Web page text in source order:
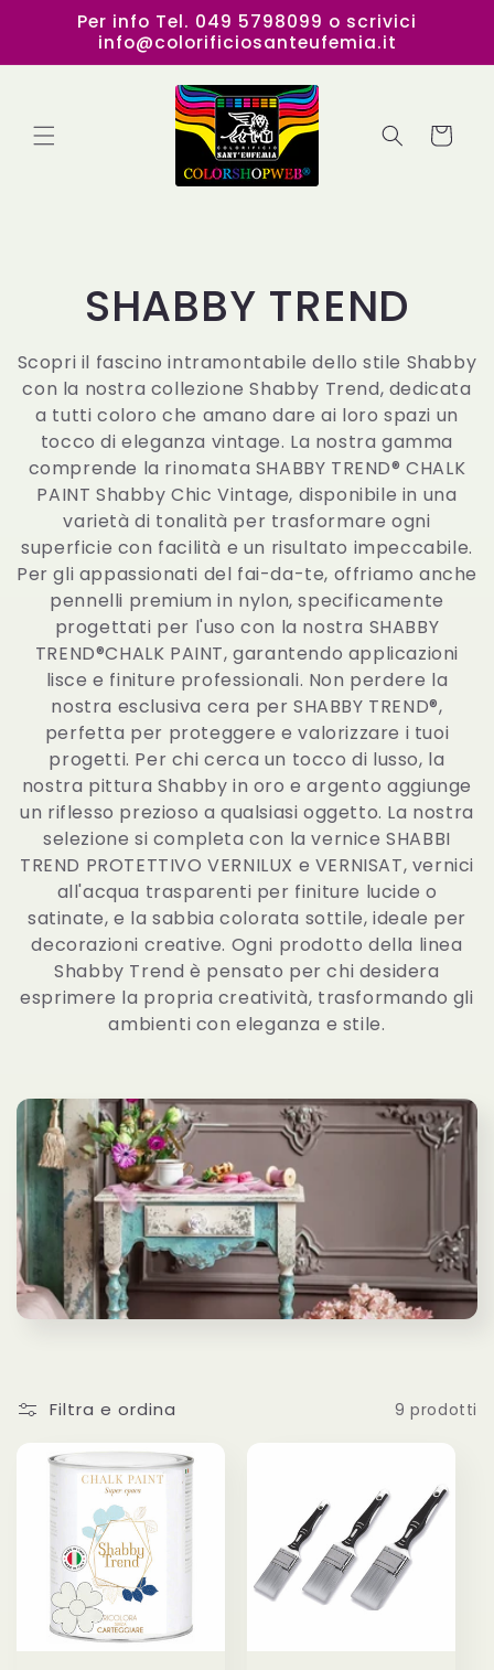
direttamente
ai contenuti
Per info Tel. 049 5798099 o scrivici
info@colorificiosanteufemia.it
Carrello
C
o
l
l
e
z
i
o
n
e
:
SHABBY TREND
Scopri il fascino intramontabile dello stile Shabby
con la nostra collezione Shabby Trend, dedicata
a tutti coloro che amano dare ai loro spazi un
tocco di eleganza vintage. La nostra gamma
comprende la rinomata SHABBY TREND® CHALK
PAINT Shabby Chic Vintage, disponibile in una
varietà di tonalità per trasformare ogni
superficie con facilità e un risultato impeccabile.
Per gli appassionati del fai-da-te, offriamo anche
pennelli premium in nylon, specificamente
progettati per l'uso con la nostra SHABBY
TREND®CHALK PAINT, garantendo applicazioni
lisce e finiture professionali. Non perdere la
nostra esclusiva cera per SHABBY TREND®,
perfetta per proteggere e valorizzare i tuoi
progetti. Per chi cerca un tocco di lusso, la
nostra pittura Shabby in oro e argento aggiunge
un riflesso prezioso a qualsiasi oggetto. La nostra
selezione si completa con la vernice SHABBI
TREND PROTETTIVO VERNILUX e VERNISAT, vernici
all'acqua trasparenti per finiture lucide o
satinate, e la sabbia colorata sottile, ideale per
decorazioni creative. Ogni prodotto della linea
Shabby Trend è pensato per chi desidera
esprimere la propria creatività, trasformando gli
ambienti con eleganza e stile.
Filtra e ordina 9 prodotti